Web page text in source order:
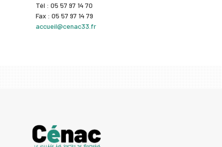
Tél : 05 57 97 14 70
Fax : 05 57 97 14 79
accueil@cenac33.fr